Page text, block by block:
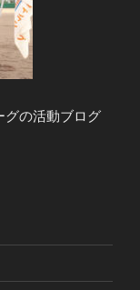
グの活動ブログ